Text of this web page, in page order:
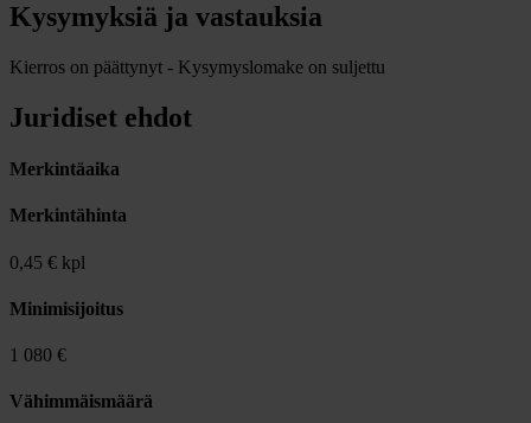
Kysymyksiä ja vastauksia
Kierros on päättynyt - Kysymyslomake on suljettu
Juridiset ehdot
Merkintäaika
Merkintähinta
0,45 € kpl
Minimisijoitus
1 080 €
Vähimmäismäärä